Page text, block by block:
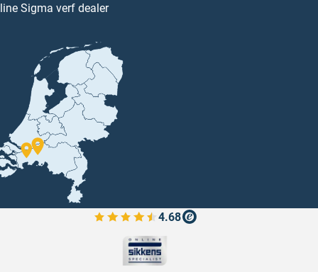
Sigma verf dealer
4.68
Bekijk de verfplaza beoordelingen